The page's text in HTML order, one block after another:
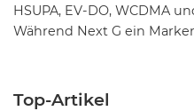
HSUPA, EV-DO, WCDMA
Während Next G ein
Top-Artikel